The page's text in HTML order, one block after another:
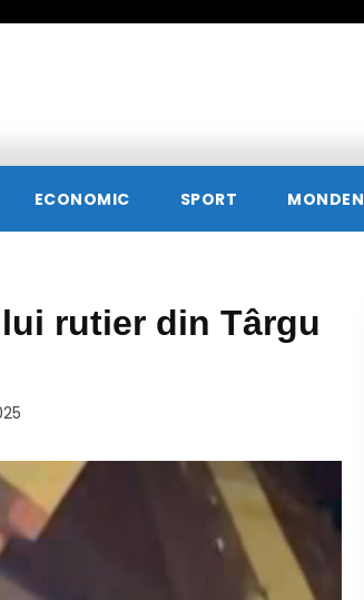
ECONOMIC SPORT MONDEN
rutier din Târgu